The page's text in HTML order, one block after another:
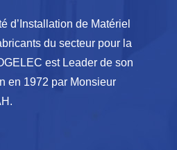
d’Installation de Matériel
du secteur pour la
est Leader de son
en 1972 par Monsieur